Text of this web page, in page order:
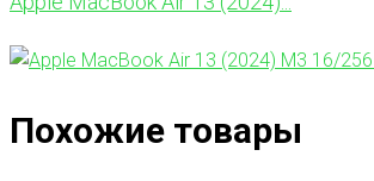
Похожие товары